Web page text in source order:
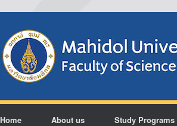
Home About us Study Programs